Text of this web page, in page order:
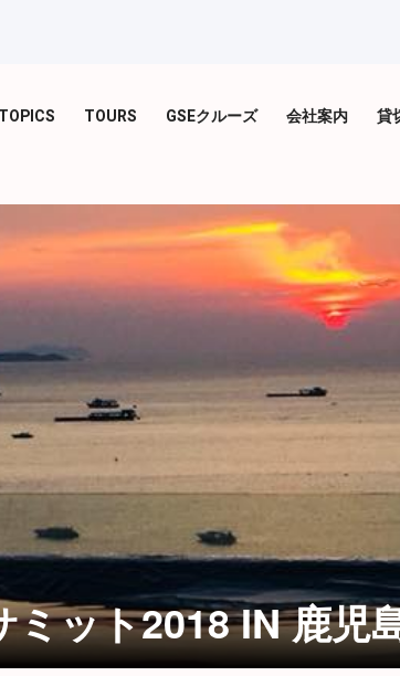
TOPICS TOURS GSEクルーズ 会社案内 貸
ット2018 IN 鹿児